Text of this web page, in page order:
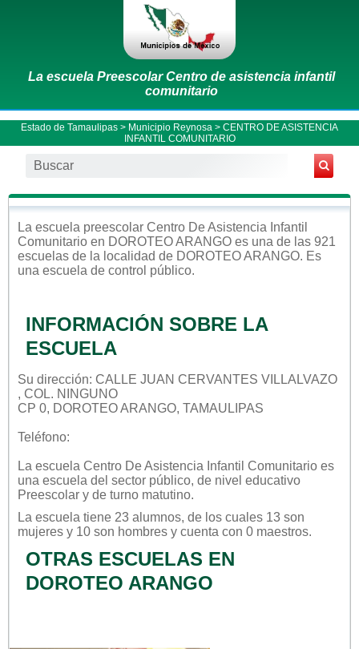
La escuela Preescolar Centro de asistencia infantil
comunitario
Estado de Tamaulipas > Municipio Reynosa > CENTRO DE ASISTENCIA
INFANTIL COMUNITARIO
La escuela preescolar Centro De Asistencia Infantil
Comunitario en DOROTEO ARANGO es una de las 921
escuelas de la localidad de DOROTEO ARANGO. Es
una escuela de control público.
INFORMACIÓN SOBRE LA
ESCUELA
Su dirección: CALLE JUAN CERVANTES VILLALVAZO
, COL. NINGUNO
CP 0, DOROTEO ARANGO, TAMAULIPAS
Teléfono:
La escuela Centro De Asistencia Infantil Comunitario es
una escuela del sector público, de nivel educativo
Preescolar y de turno matutino.
La escuela tiene 23 alumnos, de los cuales 13 son
mujeres y 10 son hombres y cuenta con 0 maestros.
OTRAS ESCUELAS EN
DOROTEO ARANGO